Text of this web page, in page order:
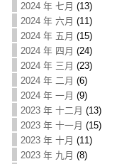
2024 年 七月 (13)
2024 年 六月 (11)
2024 年 五月 (15)
2024 年 四月 (24)
2024 年 三月 (23)
2024 年 二月 (6)
2024 年 一月 (9)
2023 年 十二月 (13)
2023 年 十一月 (15)
2023 年 十月 (11)
2023 年 九月 (8)